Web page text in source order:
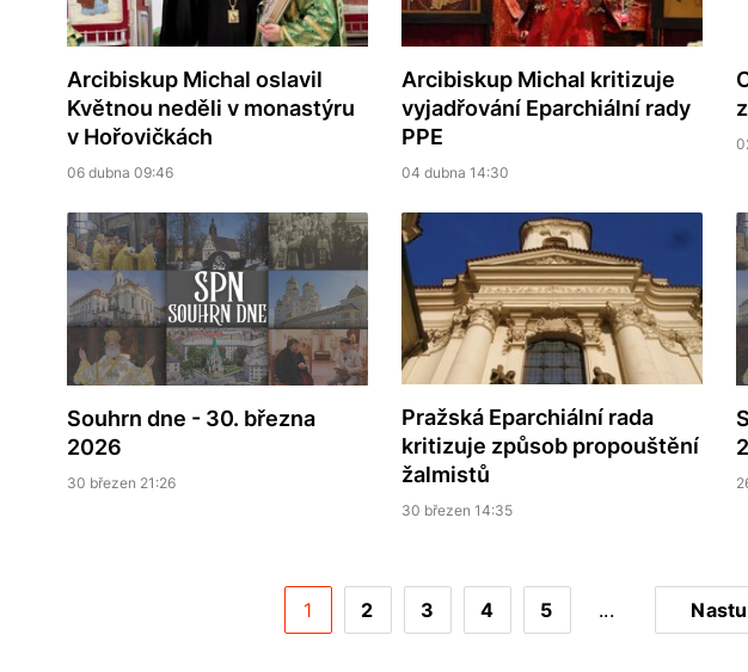
Arcibiskup Michal oslavil
Květnou neděli v monastýru
v Hořovičkách
06 dubna 09:46
Arcibiskup Michal kritizuje
vyjadřování Eparchiální rady
PPE
04 dubna 14:30
Souhrn dne - 30. března
2026
30 březen 21:26
Pražská Eparchiální rada
kritizuje způsob propouštění
žalmistů
30 březen 14:35
1 2 3 4 5 ...